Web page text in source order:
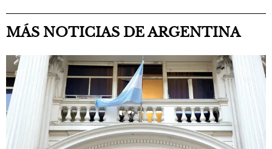
MÁS NOTICIAS DE ARGENTINA